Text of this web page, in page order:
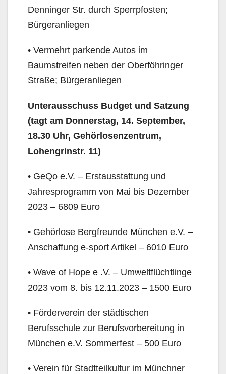
Denninger Str. durch Sperrpfosten;
Bürgeranliegen
• Vermehrt parkende Autos im
Baumstreifen neben der Oberföhringer
Straße; Bürgeranliegen
Unterausschuss Budget und Satzung
(tagt am Donnerstag, 14. September,
18.30 Uhr, Gehör­losenzentrum,
Lohengrinstr. 11)
• GeQo e.V. – Erstausstattung und
Jahresprogramm von Mai bis Dezember
2023 – 6809 Euro
• Gehörlose Bergfreunde München e.V. –
Anschaffung e-sport Artikel – 6010 Euro
• Wave of Hope e .V. – Umweltflüchtlinge
2023 vom 8. bis 12.11.2023 – 1500 Euro
• Förderverein der städtischen
Berufsschule zur Berufsvorbereitung in
München e.V. Sommerfest – 500 Euro
• Verein für Stadtteilkultur im Münchner